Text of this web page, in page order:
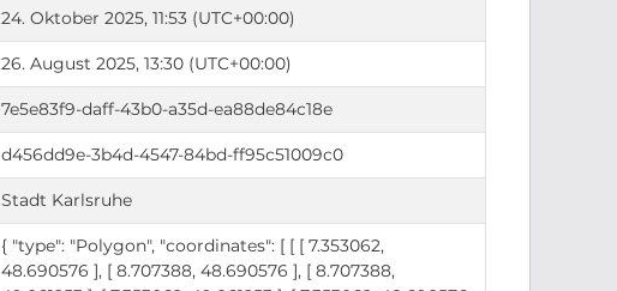
24. Oktober 2025, 11:53 (UTC+00:00)
26. August 2025, 13:30 (UTC+00:00)
7e5e83f9-daff-43b0-a35d-ea88de84c18e
d456dd9e-3b4d-4547-84bd-ff95c51009c0
Stadt Karlsruhe
{ "type": "Polygon", "coordinates": [ [ [ 7.353062,
48.690576 ], [ 8.707388, 48.690576 ], [ 8.707388,